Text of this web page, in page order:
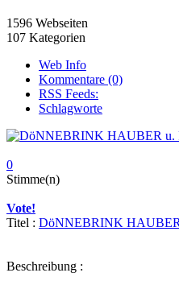
1596 Webseiten
107 Kategorien
Web Info
Kommentare (0)
RSS Feeds:
Schlagworte
0
Stimme(n)
Vote!
Titel : DöNNEBRINK
Beschreibung :